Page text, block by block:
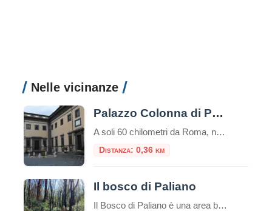
Nelle vicinanze
Palazzo Colonna di Paliano
A soli 60 chilometri da Roma, nel suggestivo borgo di Paliano, sorge uno dei tesori meno conosciuti ma più affascinanti del patrimonio storico italiano: Palazzo Colonna. Questa dimora seicentesca rappresenta da oltre quattro secoli la residenza di campagna del ramo principale della nobile famiglia Colonna, una delle più antiche e influenti casate romane. Affacciato sulla […]
Distanza: 0,36 km
Il bosco di Paliano
Il Bosco di Paliano è una area boschiva dedicata allo svago nella natura, nel profondo rispetto della stessa e all’insegna della eco-sostenibilità e della green economy. 30 ettari di verde, 5 km di sentieri. Uno spazio verde eco-sostenibile